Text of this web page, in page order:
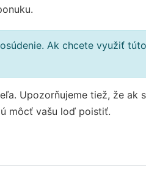
Ak chcete využiť
Upozorňujeme tiež, že ak
môcť vašu loď poistiť.